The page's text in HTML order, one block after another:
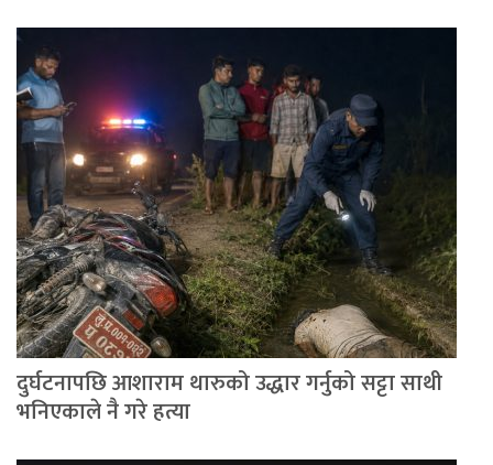
दुर्घटनापछि आशाराम थारुको उद्धार गर्नुको सट्टा साथी
भनिएकाले नै गरे हत्या